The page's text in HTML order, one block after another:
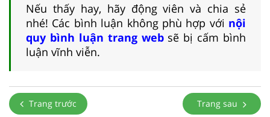
Nếu thấy hay, hãy động viên và chia sẻ
nhé! Các bình luận không phù hợp với nội
quy bình luận trang websẽ bị cấm bình
luận vĩnh viễn.
Trang trước Trang sau